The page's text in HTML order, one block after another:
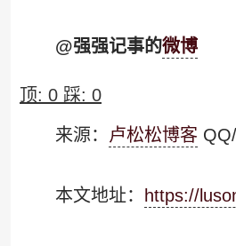
@强强记事的微博
顶: 0 踩: 0
来源： 卢松松博客
本文地址： https://